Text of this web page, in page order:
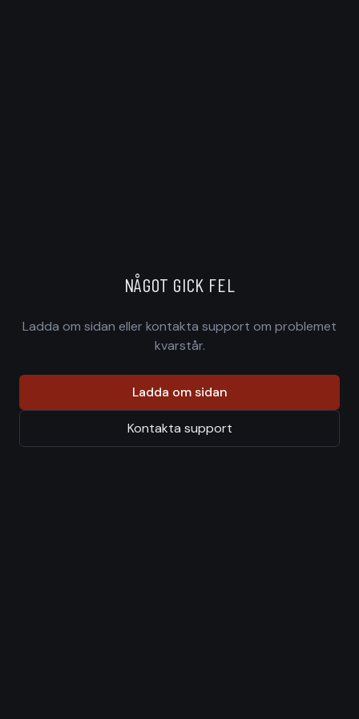
NÅGOT GICK FEL
Ladda om sidan eller kontakta support om problemet
kvarstår.
Ladda om sidan
Kontakta support